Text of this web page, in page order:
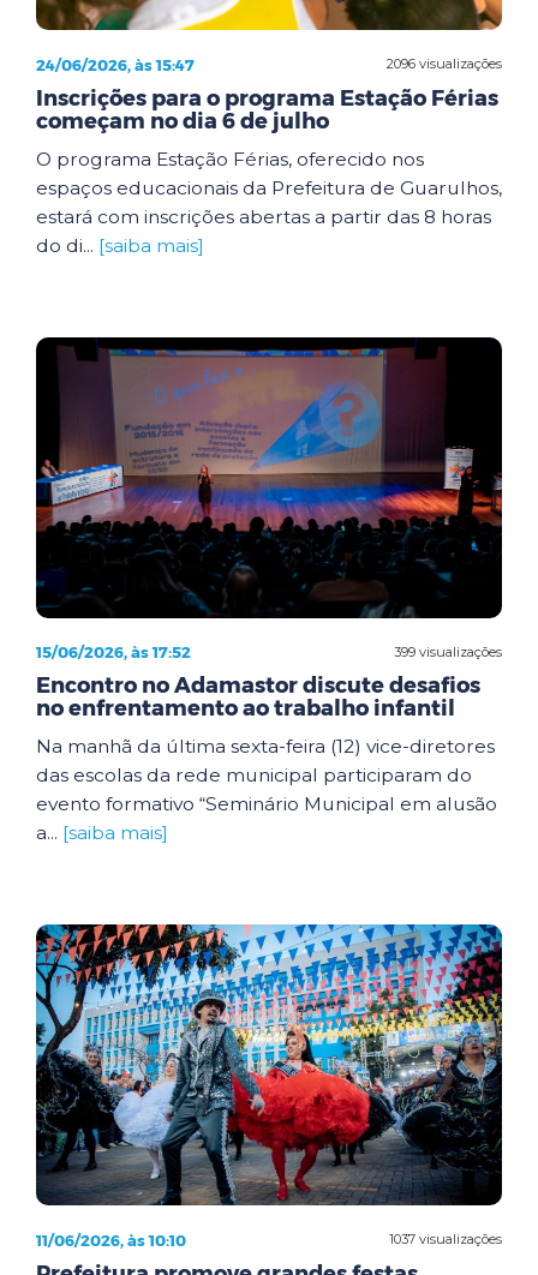
2096 visualizações
24/06/2026, às 15:47
Inscrições para o programa Estação Férias
começam no dia 6 de julho
O programa Estação Férias, oferecido nos
espaços educacionais da Prefeitura de Guarulhos,
estará com inscrições abertas a partir das 8 horas
do di... [saiba mais]
399 visualizações
15/06/2026, às 17:52
Encontro no Adamastor discute desafios
no enfrentamento ao trabalho infantil
Na manhã da última sexta-feira (12) vice-diretores
das escolas da rede municipal participaram do
evento formativo “Seminário Municipal em alusão
a... [saiba mais]
1037 visualizações
11/06/2026, às 10:10